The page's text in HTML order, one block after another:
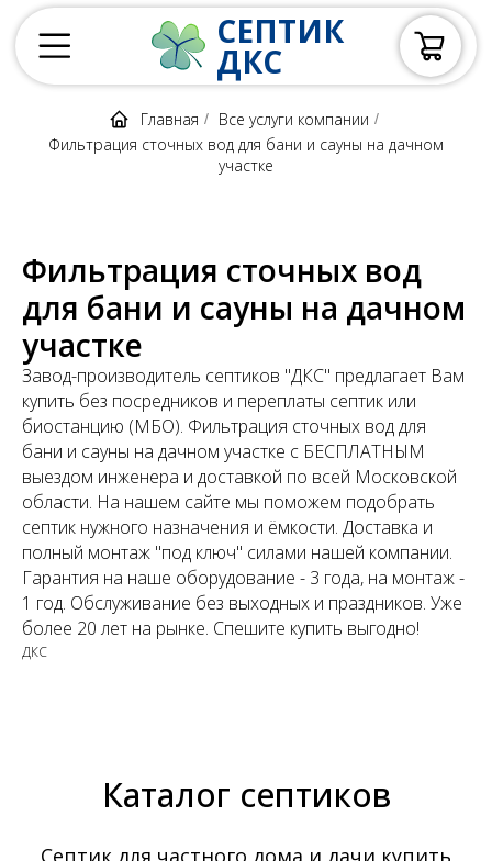
СЕПТИК
ДКС
Главная / Все услуги компании /
Фильтрация сточных вод для бани и сауны на дачном
участке
Фильтрация сточных вод
для бани и сауны на дачном
участке
Завод-производитель септиков "ДКС" предлагает Вам
купить без посредников и переплаты септик или
биостанцию (МБО). Фильтрация сточных вод для
бани и сауны на дачном участке с БЕСПЛАТНЫМ
выездом инженера и доставкой по всей Московской
области. На нашем сайте мы поможем подобрать
септик нужного назначения и ёмкости. Доставка и
полный монтаж "под ключ" силами нашей компании.
Гарантия на наше оборудование - 3 года, на монтаж -
1 год. Обслуживание без выходных и праздников. Уже
более 20 лет на рынке. Спешите купить выгодно!
ДКС
Каталог септиков
Септик для частного дома и дачи купить